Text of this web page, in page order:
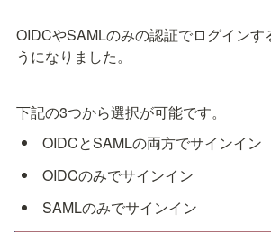
OIDCやSAMLのみの認証でログインす
うになりました。
下記の3つから選択が可能です。
OIDCとSAMLの両方でサインイン
OIDCのみでサインイン
SAMLのみでサインイン